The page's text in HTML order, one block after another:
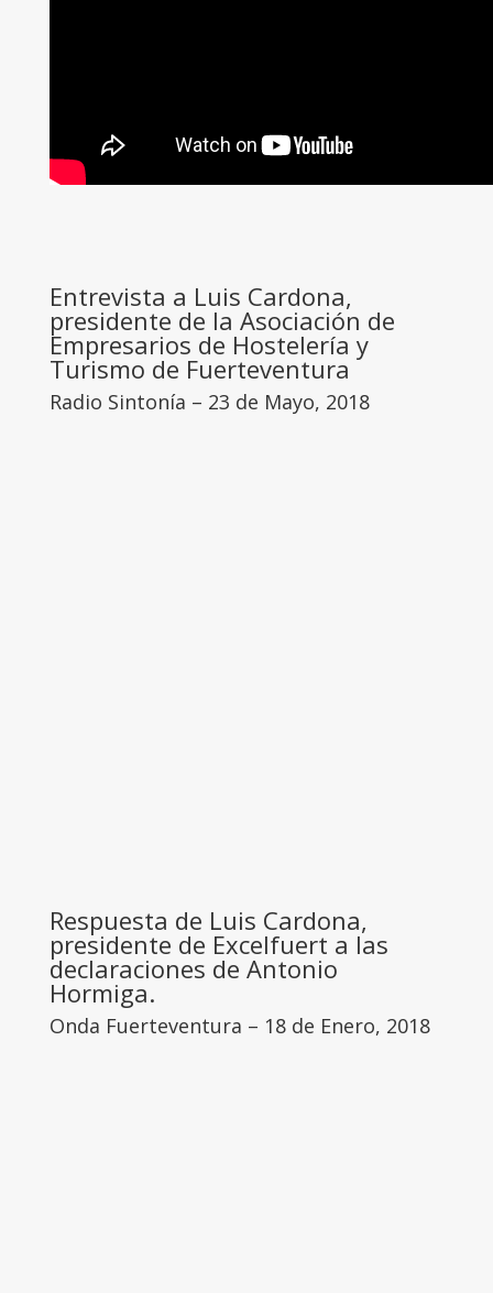
Entrevista a Luis Cardona,
presidente de la Asociación de
Empresarios de Hostelería y
Turismo de Fuerteventura
Radio Sintonía – 23 de Mayo, 2018
Respuesta de Luis Cardona,
presidente de Excelfuert a las
declaraciones de Antonio
Hormiga.
Onda Fuerteventura – 18 de Enero, 2018